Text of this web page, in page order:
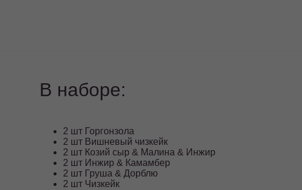
В наборе:
2 шт Горгонзола
2 шт Вишневый чизкейк
2 шт Козий сыр & Малина & Инжир
2 шт Инжир & Камамбер
2 шт Груша & Дорблю
2 шт Чизкейк